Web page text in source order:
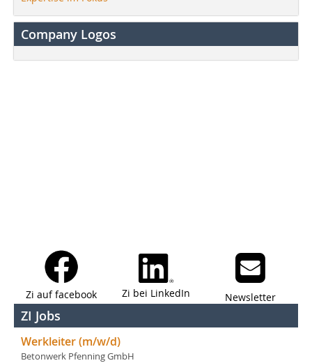
Company Logos
Zi auf facebook Zi bei LinkedIn Newsletter
ZI Jobs
Werkleiter (m/w/d)
Betonwerk Pfenning GmbH